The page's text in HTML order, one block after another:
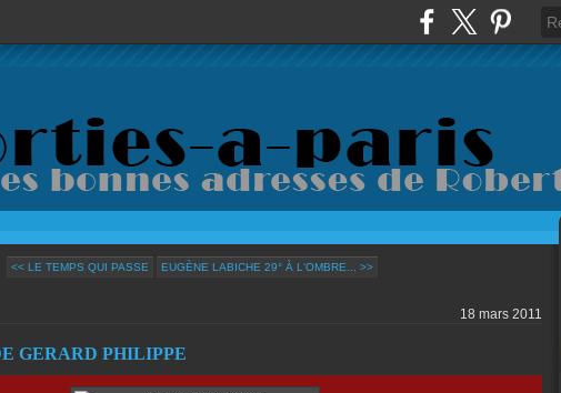
<< LE TEMPS QUI PASSE EUGÈNE LABICHE 29° À L'OMBRE... >>
18 mars 2011
GERARD PHILIPPE